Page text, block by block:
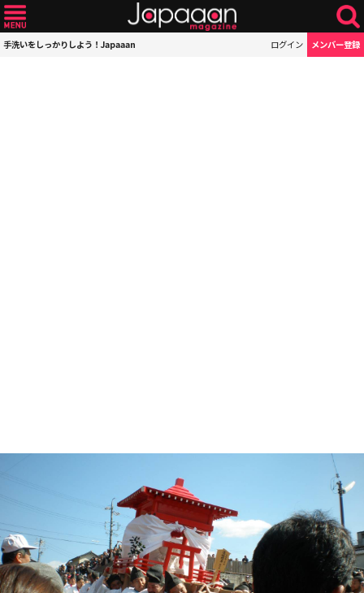
手洗いをしっかりしよう！Japaaan ログイン メンバー登録